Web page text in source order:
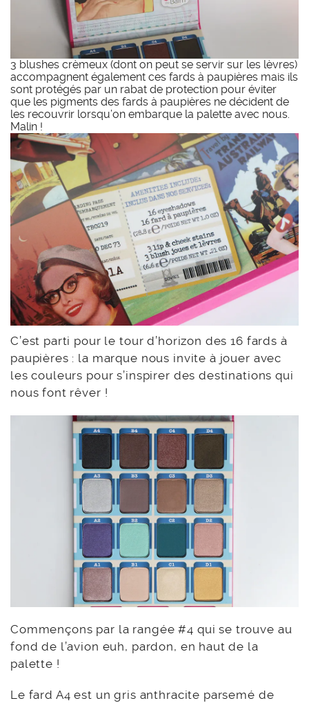
3 blushes crèmeux (dont on peut se servir sur les lèvres)
accompagnent également ces fards à paupières mais ils
sont protégés par un rabat de protection pour éviter
que les pigments des fards à paupières ne décident de
les recouvrir lorsqu’on embarque la palette avec nous.
Malin !
C’est parti pour le tour d’horizon des 16 fards à
paupières : la marque nous invite à jouer avec
les couleurs pour s’inspirer des destinations qui
nous font rêver !
Commençons par la rangée #4 qui se trouve au
fond de l’avion euh, pardon, en haut de la
palette !
Le fard A4 est un gris anthracite parsemé de